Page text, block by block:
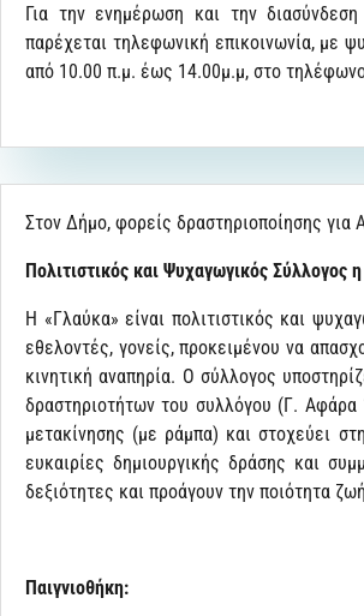
Για την ενημέρωση και την
παρέχεται τηλεφωνική επικοινωνία, με
από 10.00 π.μ. έως 14.00μ.μ, στο
Στον Δήμο, φορείς δραστηριοποίησης για
Πολιτιστικός και Ψυχαγωγικός Σύλλογος
Η «Γλαύκα» είναι πολιτιστικός και
εθελοντές, γονείς, προκειμένου να
κινητική αναπηρία. Ο σύλλογος
δραστηριοτήτων του συλλόγου (Γ.
μετακίνησης (με ράμπα) και στοχεύει
ευκαιρίες δημιουργικής δράσης και
δεξιότητες και προάγουν την ποιότητα
Παιγνιοθήκη: